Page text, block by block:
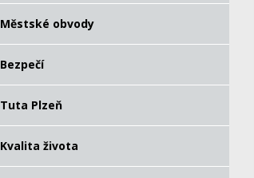
Městské obvody
Bezpečí
Tuta Plzeň
Kvalita života